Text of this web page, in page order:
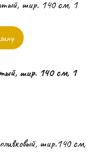
шир. 140 см, 1